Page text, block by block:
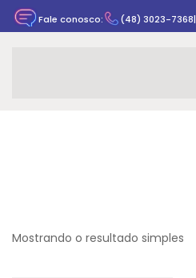
Fale conosco: (48) 3023-7368|
Mostrando o resultado simples